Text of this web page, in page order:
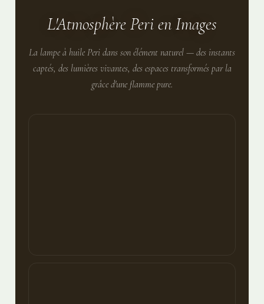
L'Atmosphère Peri en Images
La lampe à huile Peri dans son élément naturel — des instants
captés, des lumières vivantes, des espaces transformés par la
grâce d'une flamme pure.